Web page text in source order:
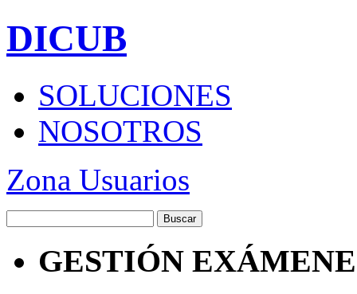
DICUB
SOLUCIONES
NOSOTROS
Zona Usuarios
GESTIÓN